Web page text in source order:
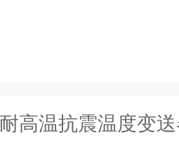
耐高温抗震温度变